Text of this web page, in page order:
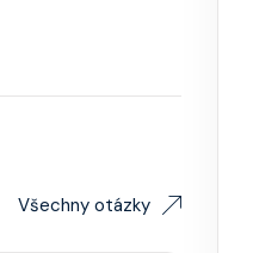
Všechny otázky